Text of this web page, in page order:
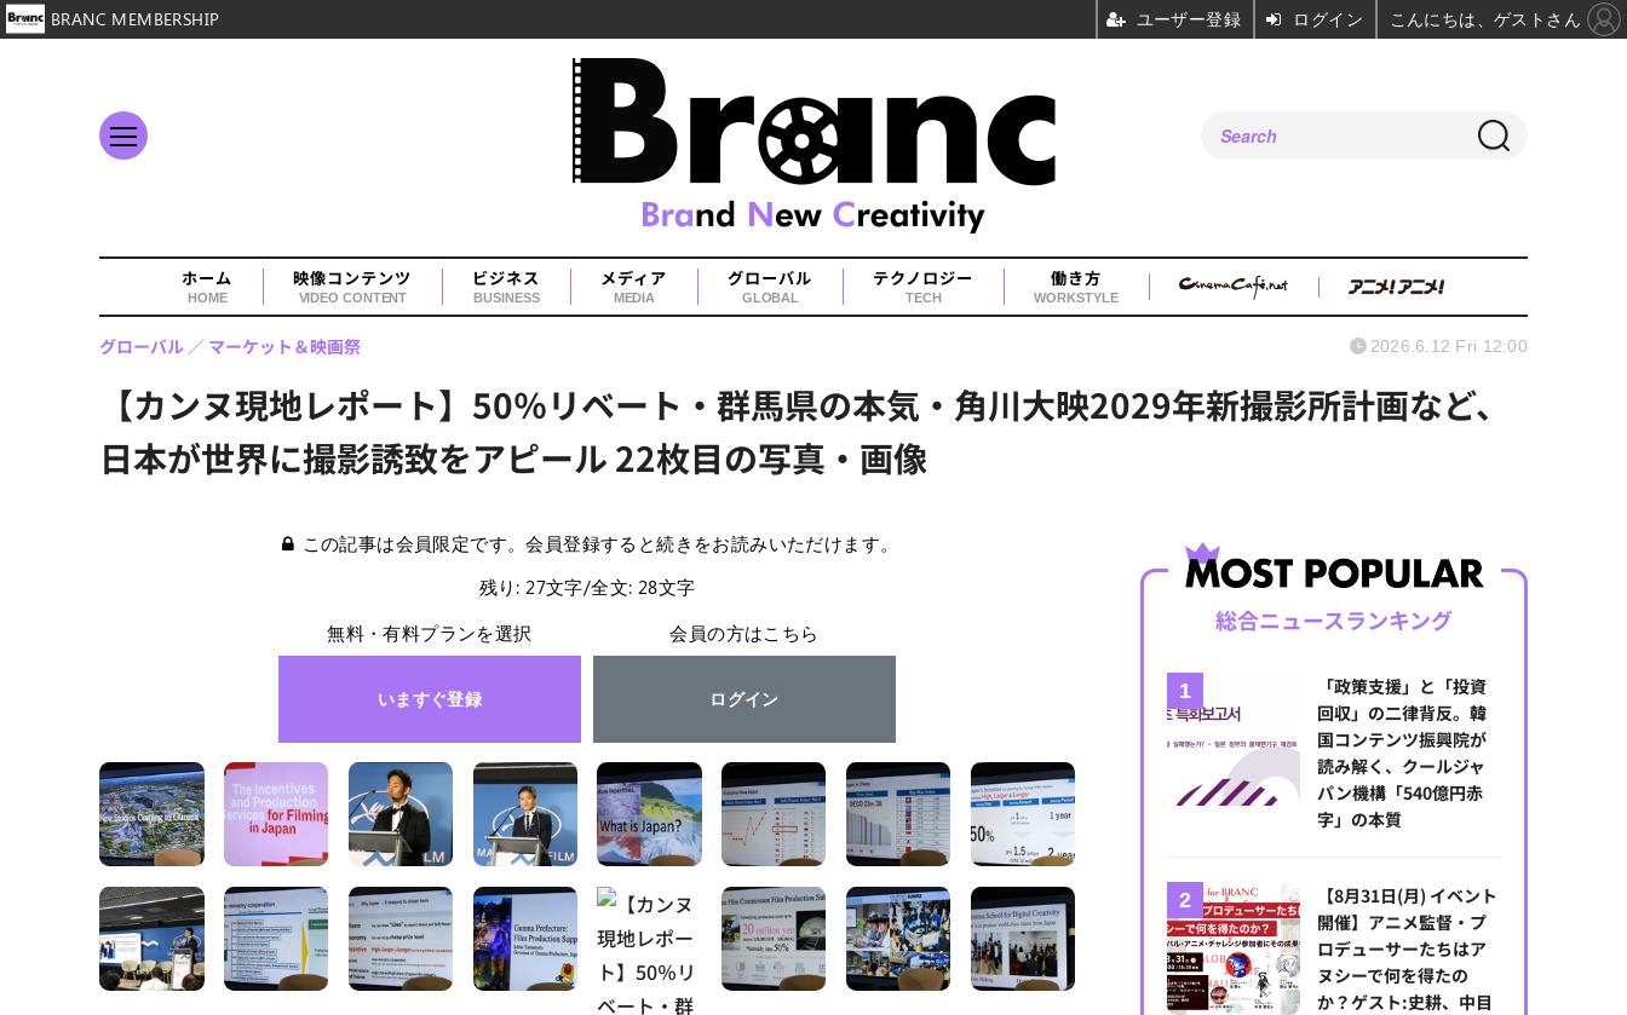
ホーム
HOME
映像コンテンツ
VIDEO CONTENT
ビジネス
BUSINESS
メディア
MEDIA
グローバル
GLOBAL
テクノロジー
TECH
働き方
WORKSTYLE
【カンヌ現地レポート】50％リベート・群馬県の本気・角川大映2029年新撮影所計画など、
日本が世界に撮影誘致をアピール 22枚目の写真・画像
グローバル マーケット＆映画祭 2026.6.12 Fri 12:00
この記事は会員限定です。会員登録すると続きをお読みいただけます。
残り: 27文字/全文: 28文字
無料・有料プランを選択
いますぐ登録
会員の方はこちら
ログイン
総合ニュースランキング
「政策支援」と「投資
回収」の二律背反。韓
国コンテンツ振興院が
読み解く、クールジャ
パン機構「540億円赤
字」の本質
【8月31日(月) イベント
開催】アニメ監督・プ
ロデューサーたちはア
ヌシーで何を得たの
か？ゲスト:史耕、中目
BRANC MEMBERSHIP ユーザー登録 ログイン こんにちは、ゲストさん